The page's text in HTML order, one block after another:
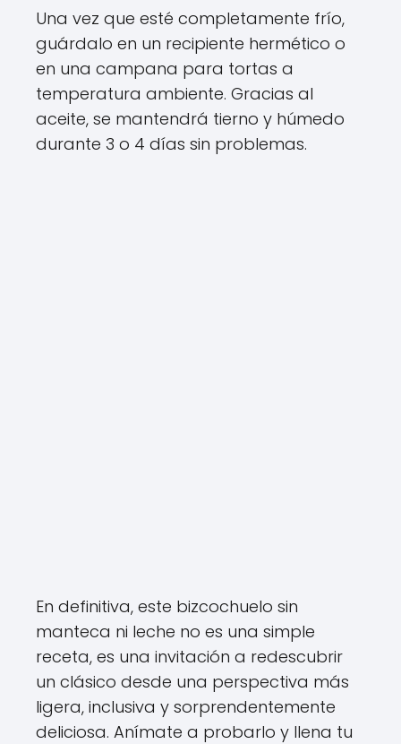
Una vez que esté completamente frío,
guárdalo en un recipiente hermético o
en una campana para tortas a
temperatura ambiente. Gracias al
aceite, se mantendrá tierno y húmedo
durante 3 o 4 días sin problemas.
En definitiva, este bizcochuelo sin
manteca ni leche no es una simple
receta, es una invitación a redescubrir
un clásico desde una perspectiva más
ligera, inclusiva y sorprendentemente
deliciosa. Anímate a probarlo y llena tu